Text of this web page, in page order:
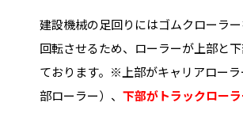
建設機械の足回りにはゴムクローラ
回転させるため、ローラーが上部と
ております。※上部がキャリアロー
部ローラー）、 下部がトラックロー